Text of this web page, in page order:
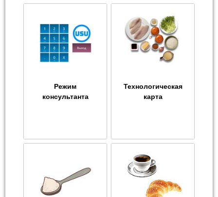
Режим
консультанта
Технологическая
карта